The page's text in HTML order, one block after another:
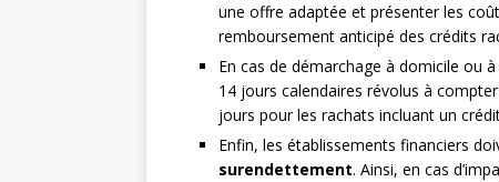
une offre adaptée et présenter les
remboursement anticipé des crédits
En cas de démarchage à domicile ou
14 jours calendaires révolus à compter
jours pour les rachats incluant un
Enfin, les établissements financiers
surendettement. Ainsi, en cas